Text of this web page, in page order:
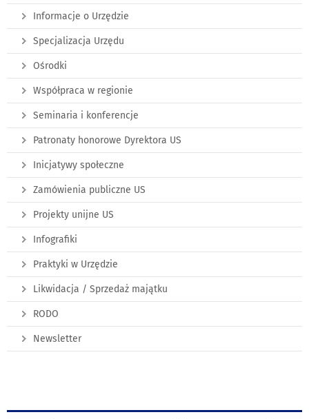
Informacje o Urzędzie
Specjalizacja Urzędu
Ośrodki
Współpraca w regionie
Seminaria i konferencje
Patronaty honorowe Dyrektora US
Inicjatywy społeczne
Zamówienia publiczne US
Projekty unijne US
Infografiki
Praktyki w Urzędzie
Likwidacja / Sprzedaż majątku
RODO
Newsletter